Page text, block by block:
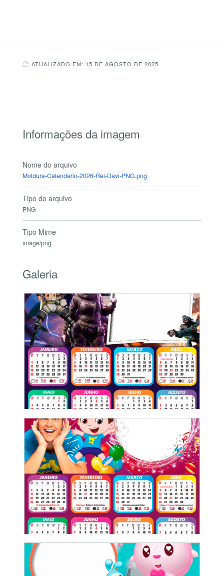
ATUALIZADO EM: 15 DE AGOSTO DE 2025
Informações da imagem
Nome do arquivo
Moldura-Calendario-2026-Rei-Davi-PNG.png
Tipo do arquivo
PNG
Tipo Mime
image/png
Galeria